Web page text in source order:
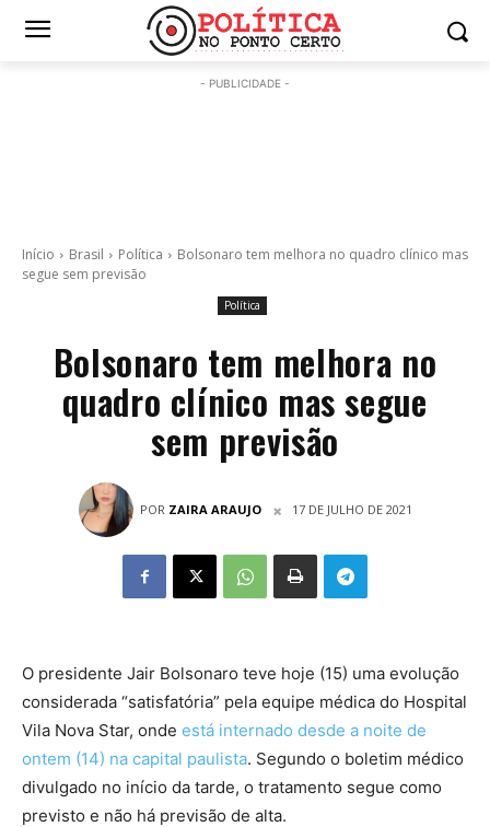
- PUBLICIDADE -
Início Brasil Política
Bolsonaro tem melhora no quadro clínico mas
segue sem previsão
Política
Bolsonaro tem melhora no
quadro clínico mas segue
sem previsão
POR ZAIRA ARAUJO 17 DE JULHO DE 2021
O presidente Jair Bolsonaro teve hoje (15) uma evolução
considerada “satisfatória” pela equipe médica do Hospital
Vila Nova Star, onde está internado desde a noite de
ontem (14) na capital paulista. Segundo o boletim médico
divulgado no início da tarde, o tratamento segue como
previsto e não há previsão de alta.